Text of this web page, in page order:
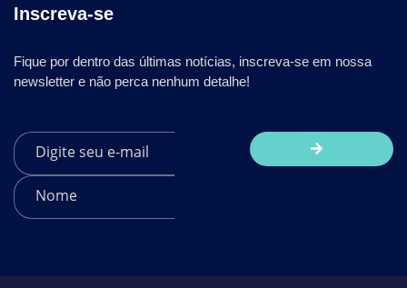
Inscreva-se
Fique por dentro das últimas notícias, inscreva-se em nossa
newsletter e não perca nenhum detalhe!